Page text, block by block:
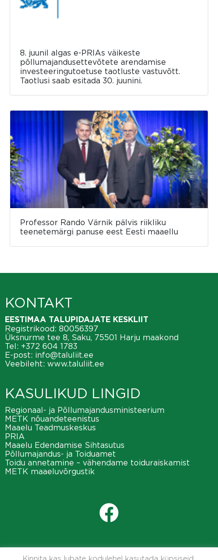
8. juunil algas e-PRIAs väikeste
põllumajandusettevõtete arendamise
investeeringutoetuse taotluste vastuvõtt.
Taotlusi saab esitada 30. juunini.
Professor Rando Värnik pälvis riikliku
teenetemärgi panuse eest Eesti maaellu
KONTAKT
EESTIMAA TALUPIDAJATE KESKLIIT
Registrikood: 80056397
Üksnurme tee 8, Saku, 75501 Harju maakond
Tel: +372 604 1783
E-post: info@taluliit.ee
Veebileht: www.taluliit.ee
KASULIKUD LINGID
Regionaal- ja Põllumajandusministeerium
METK nõuandeteenistus
Maaelu Teadmuskeskus
PRIA
Maaelu Edendamise Sihtasutus
Põllumajandus- ja Toiduamet
Toidu annetamine – vähendame toiduraiskamist
METK maaeluvõrgustik
Kinnita kas lubate kodulehel kasutada küpsiseid.